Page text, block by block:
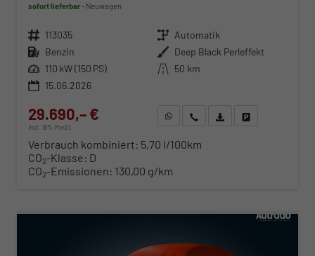
sofort lieferbar Neuwagen
Fahrzeugnr. 113035 Getriebe Automatik
Kraftstoff Benzin Außenfarbe Deep Black Perleffekt
Leistung 110 kW (150 PS) Kilometerstand 50 km
15.06.2026
29.690,– €
incl. 19% MwSt.
WhatsApp anfragen
Wir rufen Sie anFahrzeugexposé (PDF)
Verbrauch kombiniert: 5,70 l/100km
CO2-Klasse: D
CO2-Emissionen: 130,00 g/km